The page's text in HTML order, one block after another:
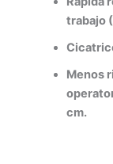
trabajo
Menos
cm.